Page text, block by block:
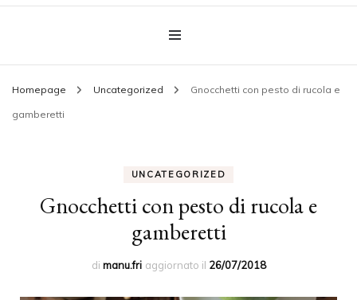
Homepage Uncategorized Gnocchetti con pesto di rucola e
gamberetti
UNCATEGORIZED
Gnocchetti con pesto di rucola e
gamberetti
di manu.fri aggiornato il 26/07/2018